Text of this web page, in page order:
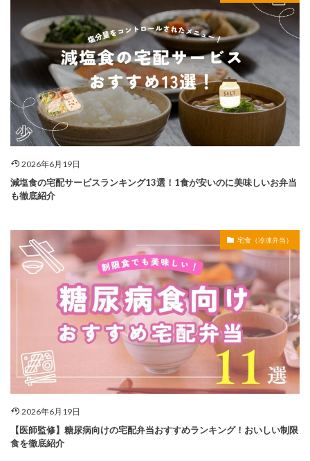
2026年6月19日
減塩食の宅配サービスランキング13選！1食が安いのに美味しいお弁当
も徹底紹介
宅食（冷凍弁当）
2026年6月19日
【医師監修】糖尿病向けの宅配弁当おすすめランキング！おいしい制限
食を徹底紹介